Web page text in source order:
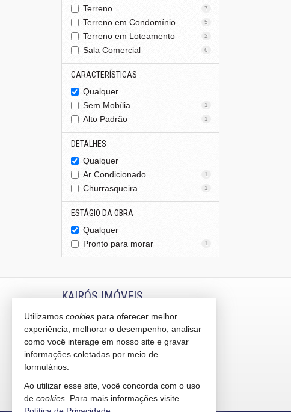
Terreno 7
Terreno em Condomínio 5
Terreno em Loteamento 2
Sala Comercial 6
CARACTERÍSTICAS
Qualquer
Sem Mobília
1
Alto Padrão 1
DETALHES
Qualquer
Ar Condicionado
1
Churrasqueira 1
ESTÁGIO DA OBRA
Qualquer
Pronto para morar
1
KAIRÓS IMÓVEIS
Rua 1121, 100
Centro - 88330-783
Balneário Camboriú / SC
mapa google
cadastre seu imóvel
mapa de imóveis
Utilizamos cookies para oferecer melhor
experiência, melhorar o desempenho, analisar
como você interage em nosso site e gravar
informações coletadas por meio de
formulários.
Ao utilizar esse site, você concorda com o uso
de cookies . Para mais informações visite